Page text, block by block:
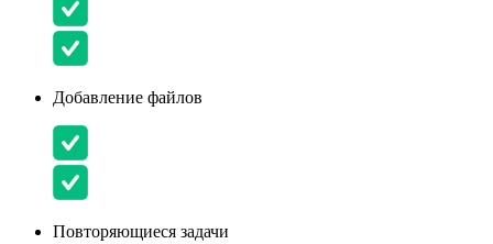
Добавление файлов
Повторяющиеся задачи